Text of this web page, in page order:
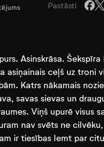
Pastāsti
Asinskrāsa.
asiņainais ceļš uz troni
Katrs nākamais
savas sievas un
Viņš upurē visus
nav svēts ne
ir tiesības lemt par